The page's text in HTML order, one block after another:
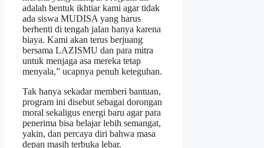
adalah bentuk ikhtiar kami agar tidak
ada siswa MUDISA yang harus
berhenti di tengah jalan hanya karena
biaya. Kami akan terus berjuang
bersama LAZISMU dan para mitra
untuk menjaga asa mereka tetap
menyala,” ucapnya penuh keteguhan.
Tak hanya sekadar memberi bantuan,
program ini disebut sebagai dorongan
moral sekaligus energi baru agar para
penerima bisa belajar lebih semangat,
yakin, dan percaya diri bahwa masa
depan masih terbuka lebar.